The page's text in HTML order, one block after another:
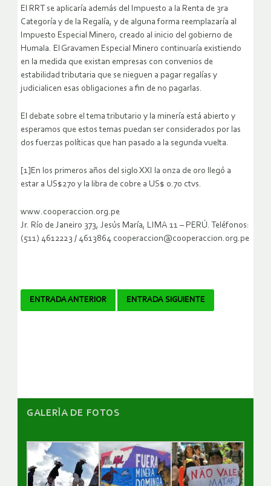
El RRT se aplicaría además del Impuesto a la Renta de 3ra
Categoría y de la Regalía, y de alguna forma reemplazaría al
Impuesto Especial Minero, creado al inicio del gobierno de
Humala. El Gravamen Especial Minero continuaría existiendo
en la medida que existan empresas con convenios de
estabilidad tributaria que se nieguen a pagar regalías y
judicialicen esas obligaciones a fin de no pagarlas.
El debate sobre el tema tributario y la minería está abierto y
esperamos que estos temas puedan ser considerados por las
dos fuerzas políticas que han pasado a la segunda vuelta.
[1]En los primeros años del siglo XXI la onza de oro llegó a
estar a US$270 y la libra de cobre a US$ 0.70 ctvs.
www.cooperaccion.org.pe
Jr. Río de Janeiro 373, Jesús María, LIMA 11 – PERÚ. Teléfonos:
(511) 4612223 / 4613864 cooperaccion@cooperaccion.org.pe
Navegador
ENTRADA ANTERIOR ENTRADA SIGUIENTE
GALERÌA DE FOTOS